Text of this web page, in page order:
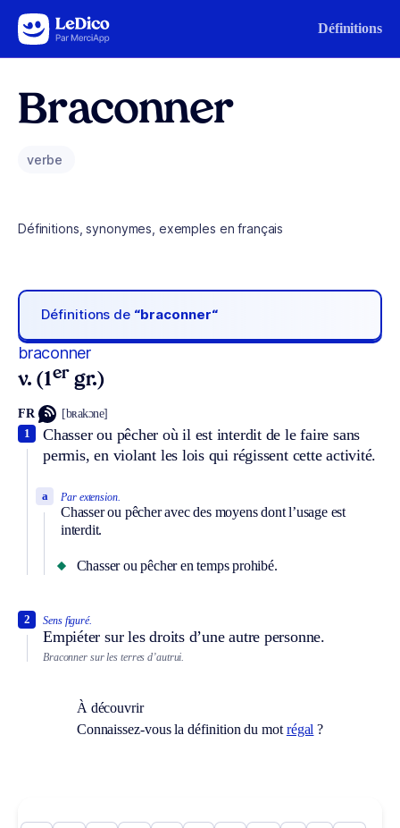
Aller au contenu Définitions
Braconner
verbe
Définitions, synonymes, exemples en français
Définitions de “braconner“
braconner
v. (1er gr.)
FR [bʀakɔne]
Chasser ou pêcher où il est interdit de le faire sans
permis, en violant les lois qui régissent cette activité.
1
Par extension.
Chasser ou pêcher avec des moyens dont l’usage est
interdit.
a
Chasser ou pêcher en temps prohibé.
Sens figuré.
Empiéter sur les droits d’une autre personne.
2
Braconner sur les terres d’autrui.
À découvrir
Connaissez-vous la définition du motrégal ?